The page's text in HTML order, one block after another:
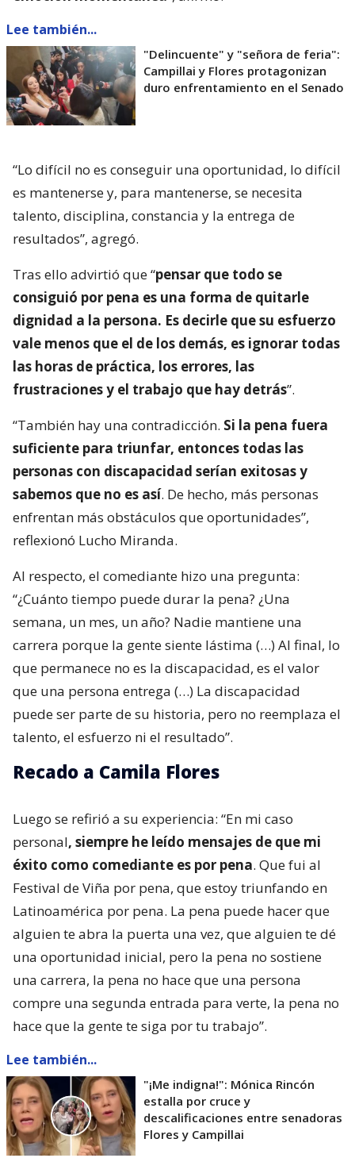
Lee también...
"Delincuente" y "señora de feria":
Campillai y Flores protagonizan
duro enfrentamiento en el Senado
“Lo difícil no es conseguir una oportunidad, lo difícil
es mantenerse y, para mantenerse, se necesita
talento, disciplina, constancia y la entrega de
resultados”, agregó.
Tras ello advirtió que “pensar que todo se
consiguió por pena es una forma de quitarle
dignidad a la persona. Es decirle que su esfuerzo
vale menos que el de los demás, es ignorar todas
las horas de práctica, los errores, las
frustraciones y el trabajo que hay detrás”.
“También hay una contradicción. Si la pena fuera
suficiente para triunfar, entonces todas las
personas con discapacidad serían exitosas y
sabemos que no es así. De hecho, más personas
enfrentan más obstáculos que oportunidades”,
reflexionó Lucho Miranda.
Al respecto, el comediante hizo una pregunta:
“¿Cuánto tiempo puede durar la pena? ¿Una
semana, un mes, un año? Nadie mantiene una
carrera porque la gente siente lástima (…) Al final, lo
que permanece no es la discapacidad, es el valor
que una persona entrega (…) La discapacidad
puede ser parte de su historia, pero no reemplaza el
talento, el esfuerzo ni el resultado”.
Recado a Camila Flores
Luego se refirió a su experiencia: “En mi caso
personal, siempre he leído mensajes de que mi
éxito como comediante es por pena. Que fui al
Festival de Viña por pena, que estoy triunfando en
Latinoamérica por pena. La pena puede hacer que
alguien te abra la puerta una vez, que alguien te dé
una oportunidad inicial, pero la pena no sostiene
una carrera, la pena no hace que una persona
compre una segunda entrada para verte, la pena no
hace que la gente te siga por tu trabajo”.
Lee también...
"¡Me indigna!": Mónica Rincón
estalla por cruce y
descalificaciones entre senadoras
Flores y Campillai